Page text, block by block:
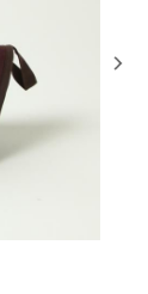
ます。 期間中は
く場合がござい
い申し上げます